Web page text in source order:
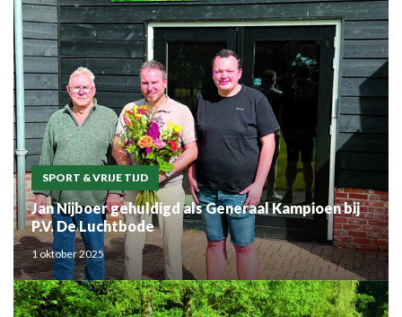
SPORT & VRIJE TIJD
Jan Nijboer gehuldigd als Generaal Kampioen bij
P.V. De Luchtbode
1 oktober 2025